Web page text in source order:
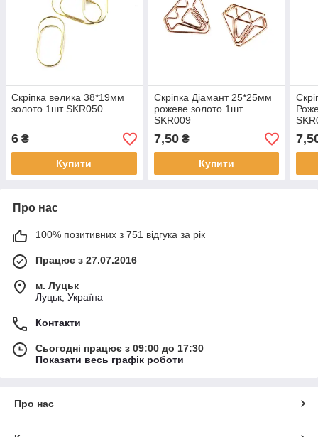
Скріпка велика 38*19мм
золото 1шт SKR050
6 ₴
Купити
Скріпка Діамант 25*25мм
рожеве золото 1шт
SKR009
7,50₴
Купити
Про нас
100% позитивних з 751 відгука за рік
Працює з 27.07.2016
м. Луцьк
Луцьк, Україна
Контакти
Сьогодні працює з 09:00 до 17:30
Показати весь графік роботи
Про нас